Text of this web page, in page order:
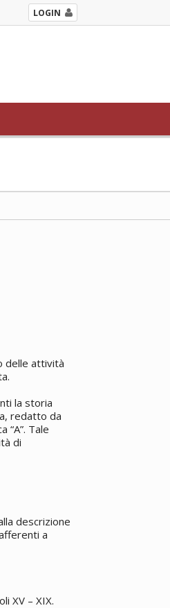
LOGIN
delle attività
la storia
redatto da
“A”. Tale
di
descrizione
a
XV – XIX.